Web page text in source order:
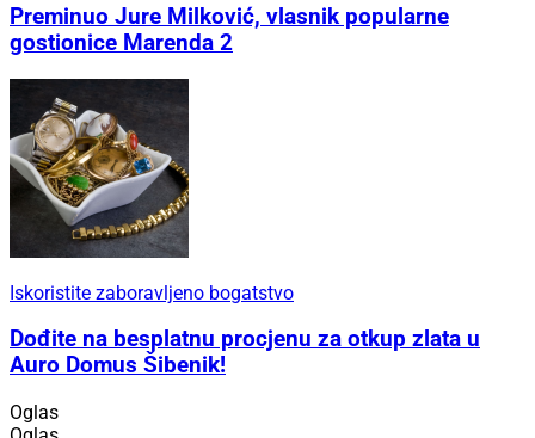
Preminuo Jure Milković, vlasnik popularne
gostionice Marenda 2
Iskoristite zaboravljeno bogatstvo
Dođite na besplatnu procjenu za otkup zlata u
Auro Domus Šibenik!
Oglas